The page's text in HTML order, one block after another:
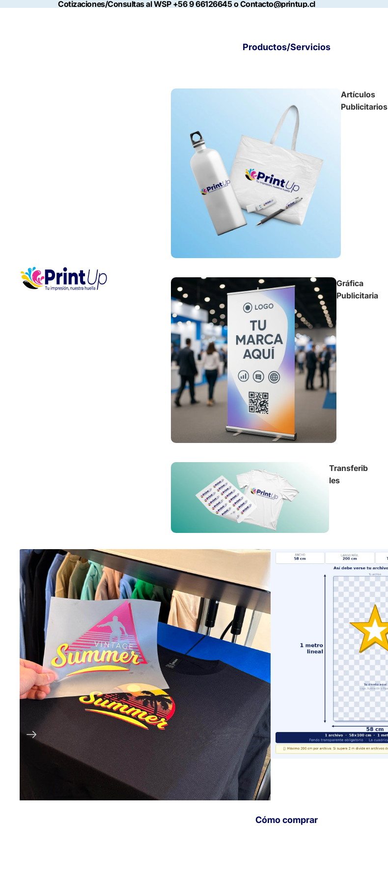
Cotizaciones/Consultas al WSP +56 9 66126645 o Contacto@printup.cl
Productos/Servicios
Artículos
Publicitarios
Gráfica
Publicitaria
Transferib
les
Cómo comprar